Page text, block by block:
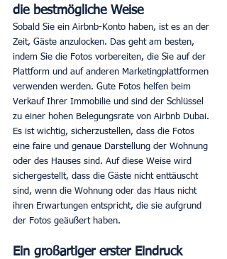
die bestmögliche Weise
Sobald Sie ein Airbnb-Konto haben, ist es an der
Zeit, Gäste anzulocken. Das geht am besten,
indem Sie die Fotos vorbereiten, die Sie auf der
Plattform und auf anderen Marketingplattformen
verwenden werden. Gute Fotos helfen beim
Verkauf Ihrer Immobilie und sind der Schlüssel
zu einer hohen Belegungsrate von Airbnb Dubai.
Es ist wichtig, sicherzustellen, dass die Fotos
eine faire und genaue Darstellung der Wohnung
oder des Hauses sind. Auf diese Weise wird
sichergestellt, dass die Gäste nicht enttäuscht
sind, wenn die Wohnung oder das Haus nicht
ihren Erwartungen entspricht, die sie aufgrund
der Fotos geäußert haben.
Ein großartiger erster Eindruck